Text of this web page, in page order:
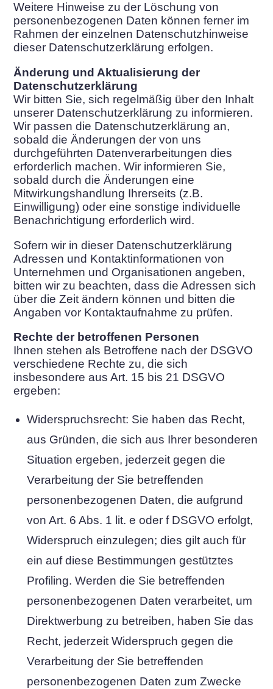
Weitere Hinweise zu der Löschung von
personenbezogenen Daten können ferner im
Rahmen der einzelnen Datenschutzhinweise
dieser Datenschutzerklärung erfolgen.
Änderung und Aktualisierung der
Datenschutzerklärung
Wir bitten Sie, sich regelmäßig über den Inhalt
unserer Datenschutzerklärung zu informieren.
Wir passen die Datenschutzerklärung an,
sobald die Änderungen der von uns
durchgeführten Datenverarbeitungen dies
erforderlich machen. Wir informieren Sie,
sobald durch die Änderungen eine
Mitwirkungshandlung Ihrerseits (z.B.
Einwilligung) oder eine sonstige individuelle
Benachrichtigung erforderlich wird.
Sofern wir in dieser Datenschutzerklärung
Adressen und Kontaktinformationen von
Unternehmen und Organisationen angeben,
bitten wir zu beachten, dass die Adressen sich
über die Zeit ändern können und bitten die
Angaben vor Kontaktaufnahme zu prüfen.
Rechte der betroffenen Personen
Ihnen stehen als Betroffene nach der DSGVO
verschiedene Rechte zu, die sich
insbesondere aus Art. 15 bis 21 DSGVO
ergeben:
Widerspruchsrecht: Sie haben das Recht,
aus Gründen, die sich aus Ihrer besonderen
Situation ergeben, jederzeit gegen die
Verarbeitung der Sie betreffenden
personenbezogenen Daten, die aufgrund
von Art. 6 Abs. 1 lit. e oder f DSGVO erfolgt,
Widerspruch einzulegen; dies gilt auch für
ein auf diese Bestimmungen gestütztes
Profiling. Werden die Sie betreffenden
personenbezogenen Daten verarbeitet, um
Direktwerbung zu betreiben, haben Sie das
Recht, jederzeit Widerspruch gegen die
Verarbeitung der Sie betreffenden
personenbezogenen Daten zum Zwecke